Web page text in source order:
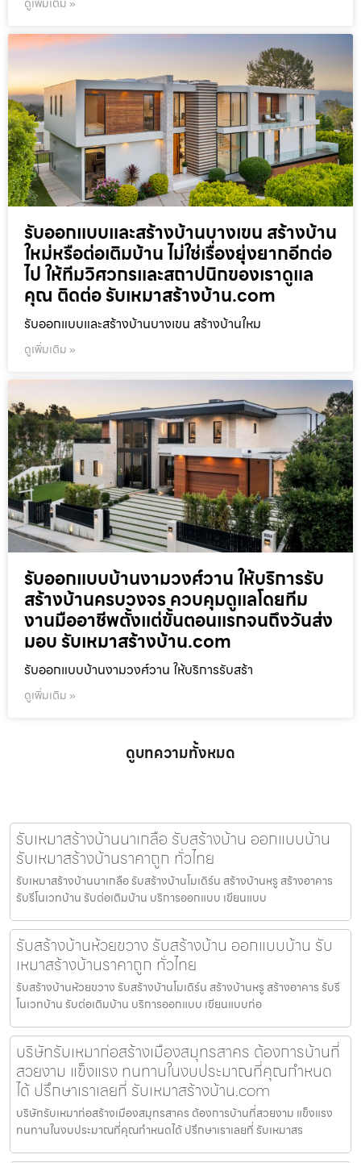
รับออกแบบและสร้างบ้านบางเขน สร้างบ้าน
ใหม่หรือต่อเติมบ้าน ไม่ใช่เรื่องยุ่งยากอีกต่อ
ไป ให้ทีมวิศวกรและสถาปนิกของเราดูแล
คุณ ติดต่อ รับเหมาสร้างบ้าน.com
รับออกแบบและสร้างบ้านบางเขน สร้างบ้านใหม
ดูเพิ่มเติม »
รับออกแบบบ้านงามวงศ์วาน ให้บริการรับ
สร้างบ้านครบวงจร ควบคุมดูแลโดยทีม
งานมืออาชีพตั้งแต่ขั้นตอนแรกจนถึงวันส่ง
มอบ รับเหมาสร้างบ้าน.com
รับออกแบบบ้านงามวงศ์วาน ให้บริการรับสร้า
ดูเพิ่มเติม »
ดูบทความทั้งหมด
รับเหมาสร้างบ้านนาเกลือ รับสร้างบ้าน ออกแบบบ้าน
รับเหมาสร้างบ้านราคาถูก ทั่วไทย
รับเหมาสร้างบ้านนาเกลือ รับสร้างบ้านโมเดิร์น สร้างบ้านหรู สร้างอาคาร
รับรีโนเวทบ้าน รับต่อเติมบ้าน บริการออกแบบ เขียนแบบ
รับสร้างบ้านห้วยขวาง รับสร้างบ้าน ออกแบบบ้าน รับ
เหมาสร้างบ้านราคาถูก ทั่วไทย
รับสร้างบ้านห้วยขวาง รับสร้างบ้านโมเดิร์น สร้างบ้านหรู สร้างอาคาร รับรี
โนเวทบ้าน รับต่อเติมบ้าน บริการออกแบบ เขียนแบบก่อ
บริษัทรับเหมาก่อสร้างเมืองสมุทรสาคร ต้องการบ้านที่
สวยงาม แข็งแรง ทนทานในงบประมาณที่คุณกำหนด
ได้ ปรึกษาเราเลยที่ รับเหมาสร้างบ้าน.com
บริษัทรับเหมาก่อสร้างเมืองสมุทรสาคร ต้องการบ้านที่สวยงาม แข็งแรง
ทนทานในงบประมาณที่คุณกำหนดได้ ปรึกษาเราเลยที่ รับเหมาสร